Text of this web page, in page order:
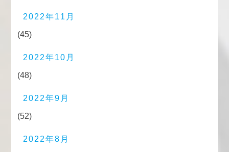
2022年11月
(45)
2022年10月
(48)
2022年9月
(52)
2022年8月